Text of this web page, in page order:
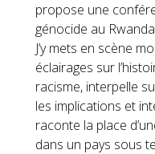
propose une
génocide au
J’y mets en scène
éclairages sur
racisme, interpelle
les implications et
raconte la place
dans un pays sous